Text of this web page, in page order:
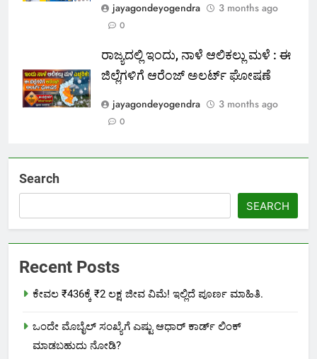
jayagondeyogendra
3 months ago
0
ರಾಜ್ಯದಲ್ಲಿ ಇಂದು, ನಾಳೆ ಆಲಿಕಲ್ಲು ಮಳೆ : ಈ
ಜಿಲ್ಲೆಗಳಿಗೆ ಆರೆಂಜ್ ಅಲರ್ಟ್ ಘೋಷಣೆ
jayagondeyogendra
3 months ago
0
Search
SEARCH
Recent Posts
ಕೇವಲ ₹436ಕ್ಕೆ ₹2 ಲಕ್ಷ ಜೀವ ವಿಮೆ! ಇಲ್ಲಿದೆ ಪೂರ್ಣ ಮಾಹಿತಿ.
ಒಂದೇ ಮೊಬೈಲ್ ಸಂಖ್ಯೆಗೆ ಎಷ್ಟು ಆಧಾರ್ ಕಾರ್ಡ್ ಲಿಂಕ್
ಮಾಡಬಹುದು ನೋಡಿ?